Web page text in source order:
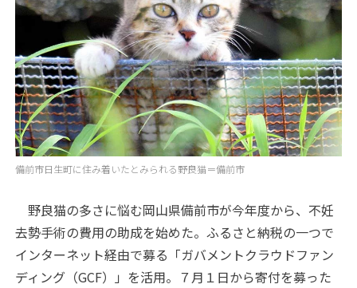
備前市日生町に住み着いたとみられる野良猫＝備前市
野良猫の多さに悩む岡山県備前市が今年度から、不妊
去勢手術の費用の助成を始めた。ふるさと納税の一つで
インターネット経由で募る「ガバメントクラウドファン
ディング（GCF）」を活用。７月１日から寄付を募った